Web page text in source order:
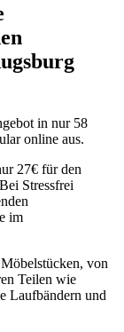
in nur 58
online aus.
27€ für den
Stressfrei
im
von
Teilen wie
Laufbändern und